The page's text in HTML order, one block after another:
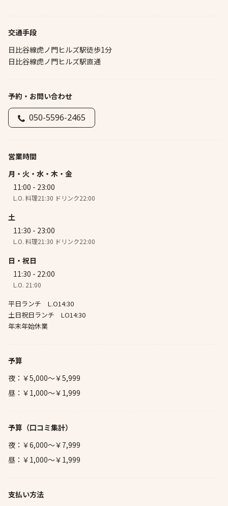
交通手段
日比谷線虎ノ門ヒルズ駅徒歩1分
日比谷線虎ノ門ヒルズ駅直通
予約・お問い合わせ
050-5596-2465
営業時間
月・火・水・木・金
11:00 - 23:00
L.O. 料理21:30 ドリンク22:00
土
11:30 - 23:00
L.O. 料理21:30 ドリンク22:00
日・祝日
11:30 - 22:00
L.O. 21:00
平日ランチ L.O14:30
土日祝日ランチ LO14:30
年末年始休業
予算
夜：￥5,000～￥5,999
昼：￥1,000～￥1,999
予算 （口コミ集計）
夜：￥6,000～￥7,999
昼：￥1,000～￥1,999
支払い方法